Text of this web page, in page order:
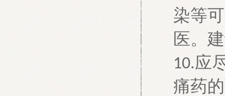
染等
医。
10.应
痛药